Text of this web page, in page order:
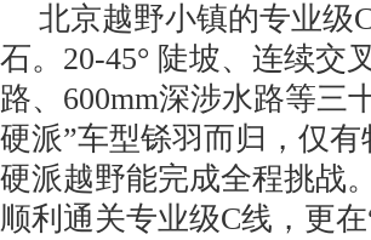
北京越野小镇的专业级
石。20-45° 陡坡、连续交
路、600mm深涉水路等三
硬派”车型铩羽而归，仅
硬派越野能完成全程挑战
顺利通关专业级C线，更